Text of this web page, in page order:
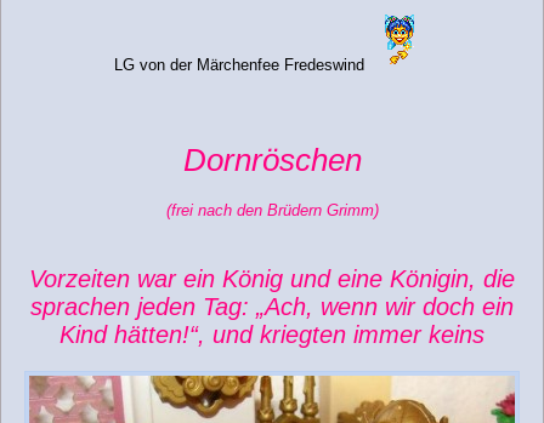
LG von der Märchenfee Fredeswind
Dornröschen
(frei nach den Brüdern Grimm)
Vorzeiten war ein König und eine Königin, die
sprachen jeden Tag: „Ach, wenn wir doch ein
Kind hätten!“, und kriegten immer keins